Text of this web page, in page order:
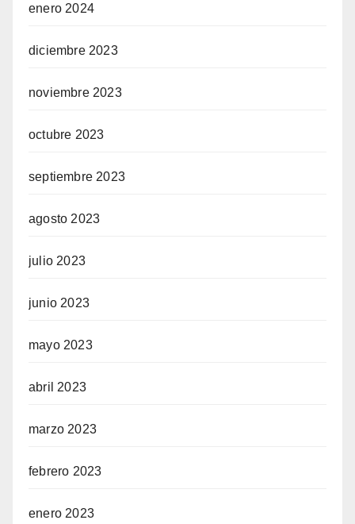
enero 2024
diciembre 2023
noviembre 2023
octubre 2023
septiembre 2023
agosto 2023
julio 2023
junio 2023
mayo 2023
abril 2023
marzo 2023
febrero 2023
enero 2023